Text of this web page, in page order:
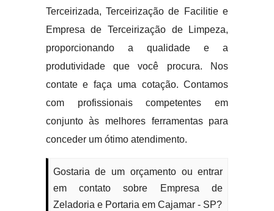
Terceirizada, Terceirização de Facilitie e
Empresa de Terceirização de Limpeza,
proporcionando a qualidade e a
produtividade que você procura. Nos
contate e faça uma cotação. Contamos
com profissionais competentes em
conjunto às melhores ferramentas para
conceder um ótimo atendimento.
Gostaria de um orçamento ou entrar
em contato sobre Empresa de
Zeladoria e Portaria em Cajamar - SP?